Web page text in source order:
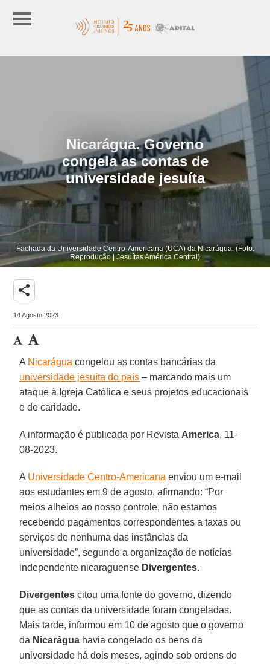
Nicarágua. Governo
congela as contas de
universidade jesuíta
Fachada da Universidade Centro-Americana (UCA) da Nicarágua. (Foto:
Reprodução | Jesuítas América Central)
share
14 Agosto 2023
A Nicarágua congelou as contas bancárias da
universidade jesuíta do país – marcando mais um
ataque à Igreja Católica e seus projetos educacionais
e de caridade.
A informação é publicada por Revista America, 11-
08-2023.
A Universidade Centro-Americana enviou um e-mail
aos estudantes em 9 de agosto, afirmando: “Por
meios alheios ao nosso controle, não estamos
recebendo pagamentos correspondentes a taxas ou
serviços de nenhuma das instâncias da
universidade”, segundo a organização de notícias
independente nicaraguense Divergentes.
Divergentes citou uma fonte do governo, dizendo
que as contas da universidade foram congeladas.
Mais tarde, informou em 10 de agosto que o governo
da Nicarágua havia congelado os bens da
universidade há dois meses, agindo sob ordens do